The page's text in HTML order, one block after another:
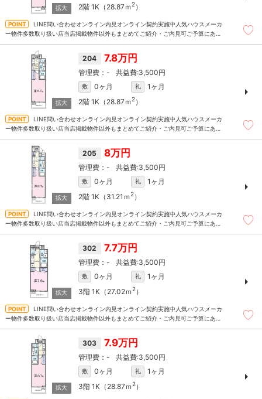
2階 1K（28.87ｍ 2）
LINE問い合わせオンライン内見オンライン契約実施中人気ハウスメーカ
ー物件多数取り扱い店当店掲載物件以外もまとめてご紹介・ご内見可ご予算にあっ
204 7.8万円
- 3,500円
敷 0ヶ月 礼
1ヶ月
2階 1K（28.87ｍ 2）
LINE問い合わせオンライン内見オンライン契約実施中人気ハウスメーカ
ー物件多数取り扱い店当店掲載物件以外もまとめてご紹介・ご内見可ご予算にあっ
205 8万円
- 3,500円
敷 0ヶ月 礼
1ヶ月
2階 1K（31.21ｍ 2）
LINE問い合わせオンライン内見オンライン契約実施中人気ハウスメーカ
ー物件多数取り扱い店当店掲載物件以外もまとめてご紹介・ご内見可ご予算にあっ
302 7.7万円
- 3,500円
敷 0ヶ月 礼
1ヶ月
3階 1K（27.02ｍ 2）
LINE問い合わせオンライン内見オンライン契約実施中人気ハウスメーカ
ー物件多数取り扱い店当店掲載物件以外もまとめてご紹介・ご内見可ご予算にあっ
303 7.9万円
- 3,500円
敷 0ヶ月 礼
1ヶ月
3階 1K（28.87ｍ 2）